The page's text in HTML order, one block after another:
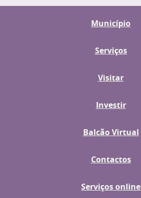
Município
Serviços
Visitar
Investir
Balcão Virtual
Contactos
Serviços online